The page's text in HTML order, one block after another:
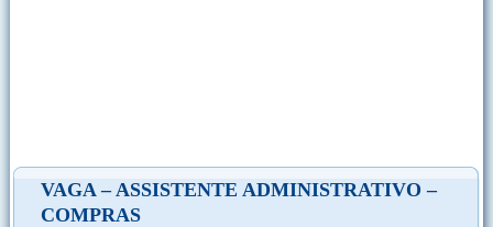
VAGA – ASSISTENTE ADMINISTRATIVO –
COMPRAS